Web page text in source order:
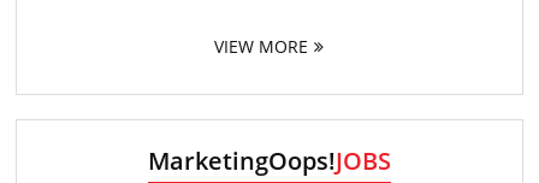
VIEW MORE
MarketingOops!JOBS